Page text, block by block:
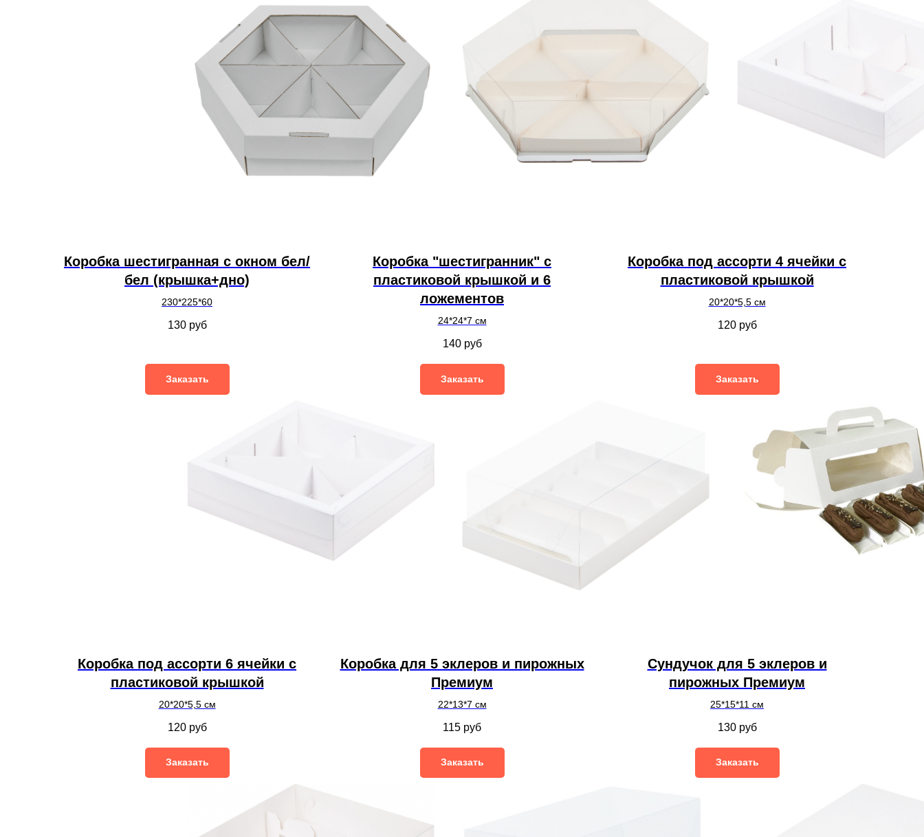
Коробка шестигранная с окном бел/
бел (крышка+дно)
230*225*60
130 руб
Заказать
Коробка "шестигранник" с
пластиковой крышкой и 6
ложементов
24*24*7 см
140 руб
Заказать
Коробка под ассорти 4 ячейки с
пластиковой крышкой
20*20*5,5 см
120 руб
Заказать
Коробка под ассорти 6 ячейки с
пластиковой крышкой
20*20*5,5 см
120 руб
Заказать
Коробка для 5 эклеров и пирожных
Премиум
22*13*7 см
115 руб
Заказать
Сундучок для 5 эклеров и
пирожных Премиум
25*15*11 см
130 руб
Заказать